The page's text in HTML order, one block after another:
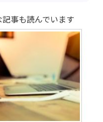
事も読んでいます